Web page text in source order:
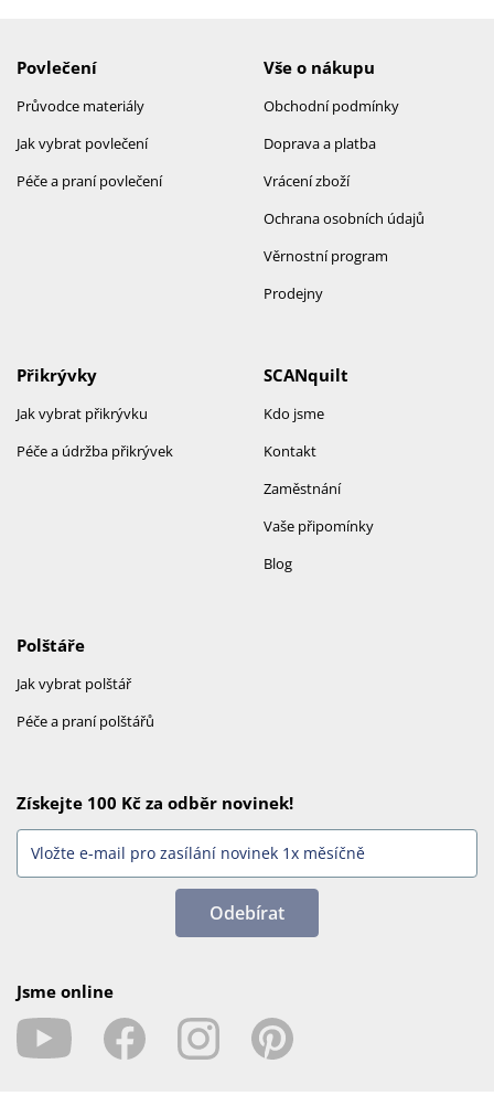
Povlečení
Průvodce materiály
Jak vybrat povlečení
Péče a praní povlečení
Vše o nákupu
Obchodní podmínky
Doprava a platba
Vrácení zboží
Ochrana osobních údajů
Věrnostní program
Prodejny
SCANquilt
Kdo jsme
Kontakt
Zaměstnání
Vaše připomínky
Blog
Přikrývky
Jak vybrat přikrývku
Péče a údržba přikrývek
Polštáře
Jak vybrat polštář
Péče a praní polštářů
Získejte 100 Kč za odběr novinek!
Odebírat
Jsme online